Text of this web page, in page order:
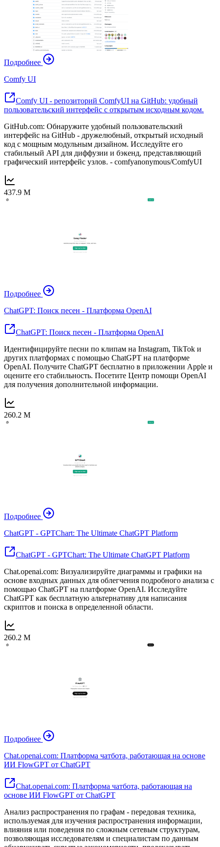
Подробнее
Comfy UI
Comfy UI - репозиторий ComfyUI на GitHub: удобный
пользовательский интерфейс с открытым исходным кодом.
GitHub.com: Обнаружите удобный пользовательский
интерфейс на GitHub - дружелюбный, открытый исходный
код с мощным модульным дизайном. Исследуйте его
стабильный API для диффузии и бэкенд, представляющий
графический интерфейс узлов. - comfyanonymous/ComfyUI
437.9 M
Подробнее
ChatGPT: Поиск песен - Платформа OpenAI
ChatGPT: Поиск песен - Платформа OpenAI
Идентифицируйте песни по клипам на Instagram, TikTok и
других платформах с помощью ChatGPT на платформе
OpenAI. Получите ChatGPT бесплатно в приложении Apple и
оцените его стабильность. Посетите Центр помощи OpenAI
для получения дополнительной информации.
260.2 M
Подробнее
ChatGPT - GPTChart: The Ultimate ChatGPT Platform
ChatGPT - GPTChart: The Ultimate ChatGPT Platform
Chat.openai.com: Визуализируйте диаграммы и графики на
основе входных данных для облегчения подробного анализа с
помощью ChatGPT на платформе OpenAI. Исследуйте
ChatGPT как бесплатную альтернативу для написания
скриптов и поиска в определенной области.
260.2 M
Подробнее
Chat.openai.com: Платформа чатбота, работающая на основе
ИИ FlowGPT от ChatGPT
Chat.openai.com: Платформа чатбота, работающая на
основе ИИ FlowGPT от ChatGPT
Анализ распространения по графам - передовая техника,
используемая для изучения распространения информации,
влияния или поведения по сложным сетевым структурам,
позволяющая исследователям и специалистам по данным